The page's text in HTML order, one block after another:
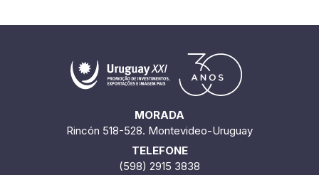
MORADA
Rincón 518-528. Montevideo-Uruguay
TELEFONE
(598) 2915 3838